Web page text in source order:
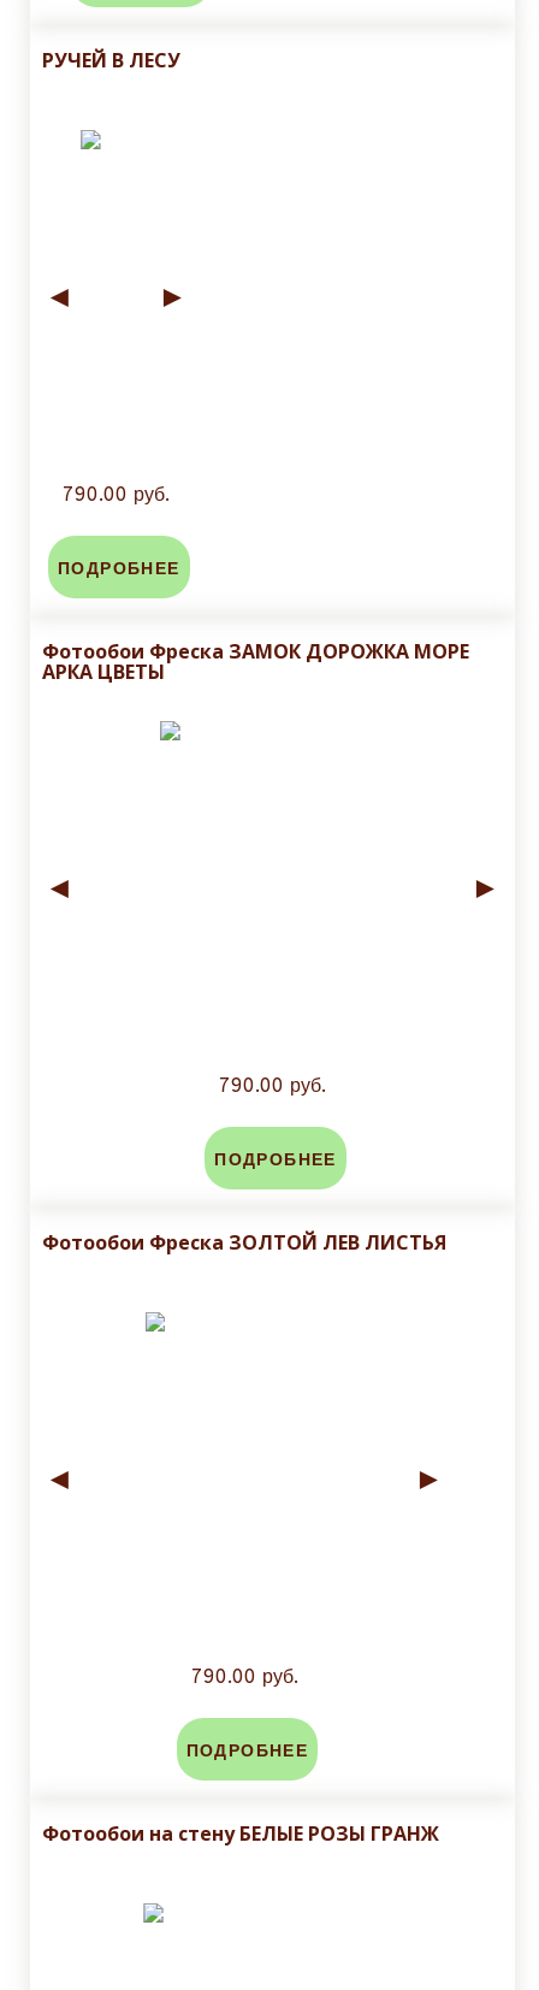
РУЧЕЙ В ЛЕСУ
◄ ►
790.00 руб.
ПОДРОБНЕЕ
Фотообои Фреска ЗАМОК ДОРОЖКА МОРЕ
АРКА ЦВЕТЫ
◄ ►
790.00 руб.
ПОДРОБНЕЕ
Фотообои Фреска ЗОЛТОЙ ЛЕВ ЛИСТЬЯ
◄ ►
790.00 руб.
ПОДРОБНЕЕ
Фотообои на стену БЕЛЫЕ РОЗЫ ГРАНЖ